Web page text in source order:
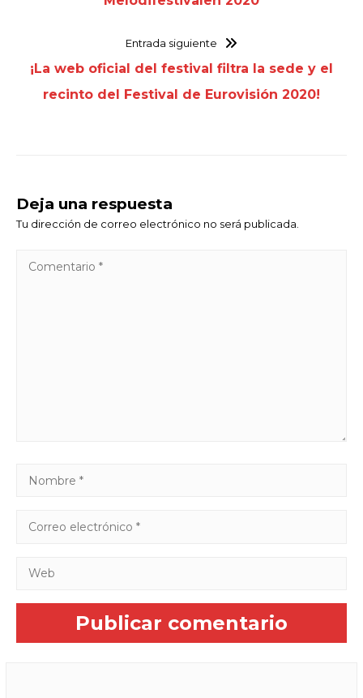
Entrada siguiente
¡La web oficial del festival filtra la sede y el
recinto del Festival de Eurovisión 2020!
Deja una respuesta
Tu dirección de correo electrónico no será publicada.